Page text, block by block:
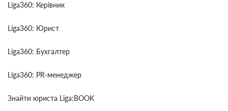
Liga360: Керівник
Liga360: Юрист
Liga360: Бухгалтер
Liga360: PR-менеджер
Знайти юриста Liga:BOOK